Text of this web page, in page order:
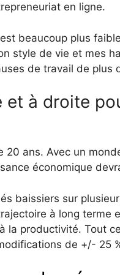
en ligne.
beaucoup plus
style de vie et mes
de travail de plus
et à droite
ans. Avec un
économique
baissiers sur
à long terme
la productivité. Tout
de +/- 25